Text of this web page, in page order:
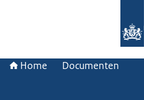
Home Documenten